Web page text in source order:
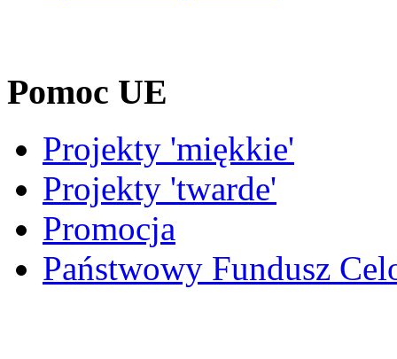
Pomoc UE
Projekty 'miękkie'
Projekty 'twarde'
Promocja
Państwowy Fundusz